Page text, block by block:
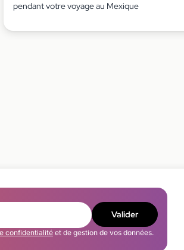
pendant votre voyage au Mexique
Valider
confidentialité et de gestion de vos données.